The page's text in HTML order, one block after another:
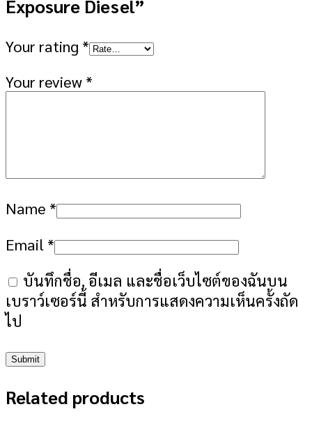
Exposure Diesel”
Your rating *
Your review *
Name *
Email *
บันทึกชื่อ, อีเมล และชื่อเว็บไซต์ของฉันบน
เบราว์เซอร์นี้ สำหรับการแสดงความเห็นครั้งถัด
ไป
Related products